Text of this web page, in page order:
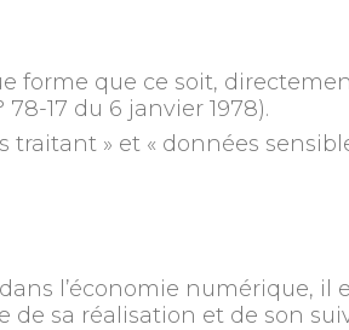
forme que ce soit,
17 du 6 janvier 1978).
traitant » et « données
l’économie numérique, il
sa réalisation et de son